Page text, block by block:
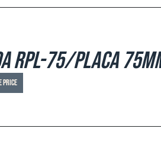
RPL-75/PLACA
price